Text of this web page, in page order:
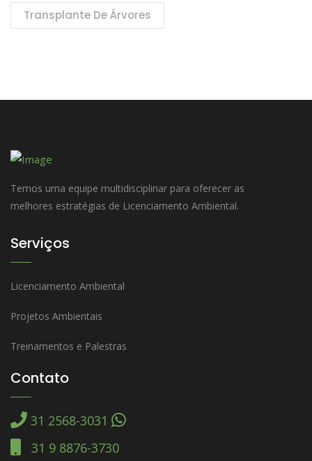
Transplante De Árvores
Temos uma equipe multidisciplinar para oferecer as
melhores estratégias de Licenciamento Ambiental.
Serviços
Licenciamento Ambiental
Projetos Ambientais
Treinamentos e Palestras
Contato
31 2568-3031
31 9 8876-3730